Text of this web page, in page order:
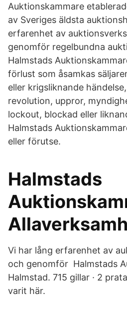
Auktionskammare
av Sveriges äldsta
erfarenhet av
genomför regelbundna
Halmstads
förlust som åsamkas
eller krigsliknande
revolution, uppror,
lockout, blockad eller
Halmstads
eller förutse.
Halmstads
Vi har lång erfarenhet av
och genomför Halmstads
Halmstad. 715 gillar · 2
varit här.